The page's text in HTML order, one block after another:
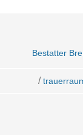
Bestatter
/